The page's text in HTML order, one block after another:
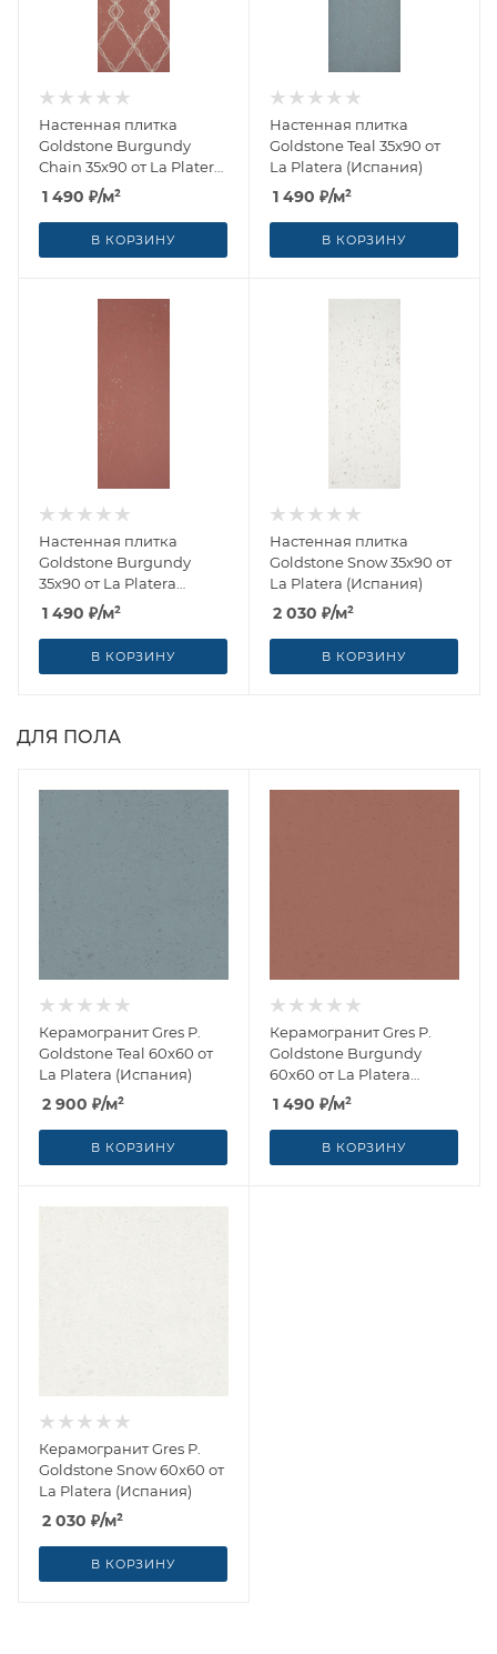
Настенная плитка
Goldstone Burgundy
Chain 35x90 от La Platera
(Испания)
1 490 ₽/м²
В КОРЗИНУ
Настенная плитка
Goldstone Teal 35x90 от
La Platera (Испания)
1 490 ₽/м²
В КОРЗИНУ
Настенная плитка
Goldstone Burgundy
35x90 от La Platera
(Испания)
1 490 ₽/м²
В КОРЗИНУ
Настенная плитка
Goldstone Snow 35x90 от
La Platera (Испания)
2 030 ₽/м²
В КОРЗИНУ
ДЛЯ ПОЛА
Керамогранит Gres P.
Goldstone Teal 60x60 от
La Platera (Испания)
2 900 ₽/м²
В КОРЗИНУ
Керамогранит Gres P.
Goldstone Burgundy
60x60 от La Platera
(Испания)
1 490 ₽/м²
В КОРЗИНУ
Керамогранит Gres P.
Goldstone Snow 60x60 от
La Platera (Испания)
2 030 ₽/м²
В КОРЗИНУ